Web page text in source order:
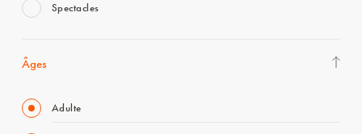
Spectacles
Âges
Adulte